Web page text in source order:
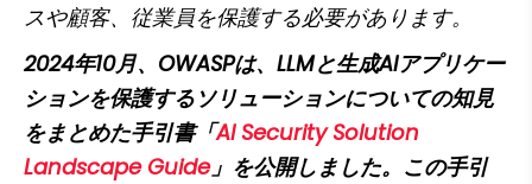
スや顧客、従業員を保護する必要があります。
2024年10月、OWASPは、LLMと生成AIアプリケー
ションを保護するソリューションについての知見
をまとめた手引書「AI Security Solution
Landscape Guide」を公開しました。この手引